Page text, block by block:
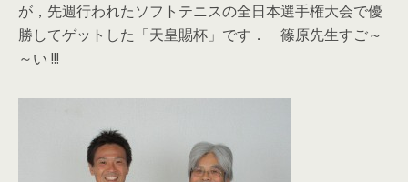
が，先週行われたソフトテニスの全日本選手権大会で優
勝してゲットした「天皇賜杯」です． 篠原先生すご～
～い !!!